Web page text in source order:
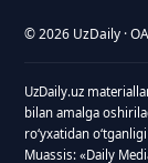
© 2026 UzDaily ·
UzDaily.uz
bilan amalga
roʻyxatidan
Muassis: «Daily